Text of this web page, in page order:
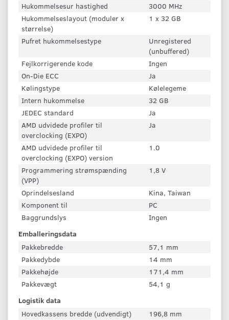
Hukommelsesur hastighed
3000 MHz
Hukommelseslayout (moduler x
størrelse)
1 x 32 GB
Pufret hukommelsestype
Unregistered
(unbuffered)
Fejlkorrigerende kode
Ingen
On-Die ECC
Ja
Kølingstype
Kølelegeme
Intern hukommelse
32 GB
JEDEC standard
Ja
AMD udvidede profiler til
overclocking (EXPO)
Ja
AMD udvidede profiler til
overclocking (EXPO) version
1.0
Programmering strømspænding
(VPP)
1,8 V
Oprindelsesland
Kina, Taiwan
Komponent til
PC
Baggrundslys
Ingen
Emballeringsdata
Pakkebredde
57,1 mm
Pakkedybde
14 mm
Pakkehøjde
171,4 mm
Pakkevægt
54,1 g
Logistik data
Hovedkassens bredde (udvendigt)
196,8 mm